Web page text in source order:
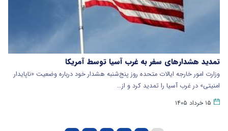
تمدید هشدارهای سفر به غرب آسیا توسط آمریکا
وزارت امور خارجه ایالات متحده روز پنج‌شنبه هشدار خود درباره وضعیت «ناپایدار
امنیتی» در غرب آسیا را تمدید کرد و از…
۱۵ خرداد ۱۴۰۵